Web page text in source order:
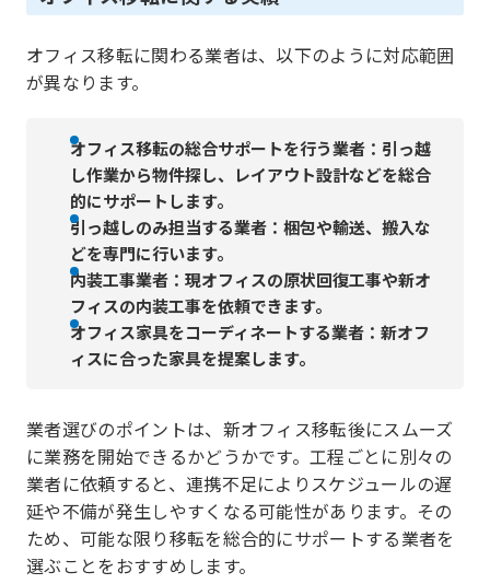
オフィス移転に関わる業者は、以下のように対応範囲
が異なります。
オフィス移転の総合サポートを行う業者：引っ越
し作業から物件探し、レイアウト設計などを総合
的にサポートします。
引っ越しのみ担当する業者：梱包や輸送、搬入な
どを専門に行います。
内装工事業者：現オフィスの原状回復工事や新オ
フィスの内装工事を依頼できます。
オフィス家具をコーディネートする業者：新オフ
ィスに合った家具を提案します。
業者選びのポイントは、新オフィス移転後にスムーズ
に業務を開始できるかどうかです。工程ごとに別々の
業者に依頼すると、連携不足によりスケジュールの遅
延や不備が発生しやすくなる可能性があります。その
ため、可能な限り移転を総合的にサポートする業者を
選ぶことをおすすめします。